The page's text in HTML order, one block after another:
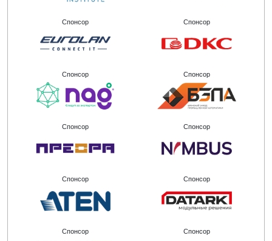
Спонсор Спонсор
Спонсор Спонсор
Спонсор Спонсор
Спонсор Спонсор
Спонсор Спонсор